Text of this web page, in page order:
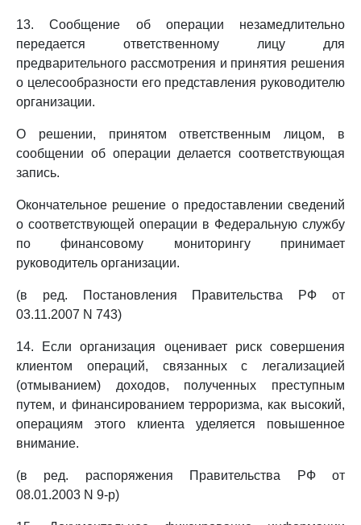
13. Сообщение об операции незамедлительно
передается ответственному лицу для
предварительного рассмотрения и принятия решения
о целесообразности его представления руководителю
организации.
О решении, принятом ответственным лицом, в
сообщении об операции делается соответствующая
запись.
Окончательное решение о предоставлении сведений
о соответствующей операции в Федеральную службу
по финансовому мониторингу принимает
руководитель организации.
(в ред. Постановления Правительства РФ от
03.11.2007 N 743)
14. Если организация оценивает риск совершения
клиентом операций, связанных с легализацией
(отмыванием) доходов, полученных преступным
путем, и финансированием терроризма, как высокий,
операциям этого клиента уделяется повышенное
внимание.
(в ред. распоряжения Правительства РФ от
08.01.2003 N 9-р)